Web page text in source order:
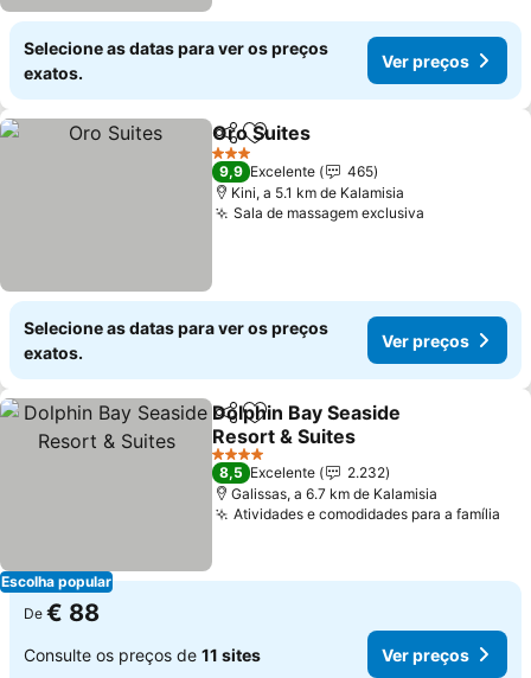
Selecione as datas para ver os preços
exatos.
Ver preços
PartilharAdicionar aos favoritos
Oro Suites
3 Estrelas
9,9 Excelente
465
Kini, a 5.1 km de Kalamisia
Sala de massagem exclusiva
Selecione as datas para ver os preços
exatos.
Ver preços
Escolha popular
PartilharAdicionar aos favoritos
Dolphin Bay Seaside
Resort & Suites
4 Estrelas
8,5 Excelente
2.232
Galissas, a 6.7 km de Kalamisia
Atividades e comodidades para a família
De € 88
Consulte os preços de 11 sites Ver preços